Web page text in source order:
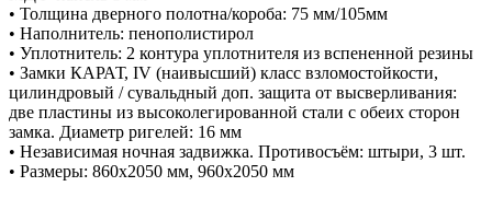
• Толщина дверного полотна/короба: 75 мм/105мм
• Наполнитель: пенополистирол
• Уплотнитель: 2 контура уплотнителя из вспененной резины
• Замки КАРАТ, IV (наивысший) класс взломостойкости,
цилиндровый / сувальдный доп. защита от высверливания:
две пластины из высоколегированной стали с обеих сторон
замка. Диаметр ригелей: 16 мм
• Независимая ночная задвижка. Противосъём: штыри, 3 шт.
• Размеры: 860х2050 мм, 960х2050 мм